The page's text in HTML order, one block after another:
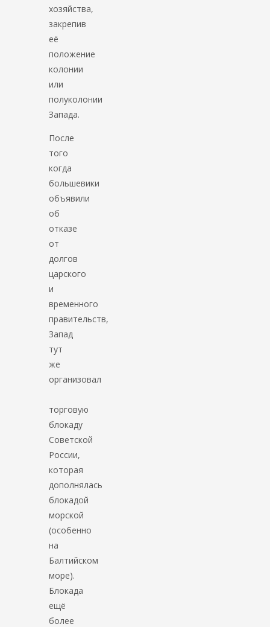
хозяйства,
закрепив
её
положение
колонии
или
полуколонии
Запада.
После
того
когда
большевики
объявили
об
отказе
от
долгов
царского
и
временного
правительств,
Запад
тут
же
организовал
торговую
блокаду
Советской
России,
которая
дополнялась
блокадой
морской
(особенно
на
Балтийском
море).
Блокада
ещё
более